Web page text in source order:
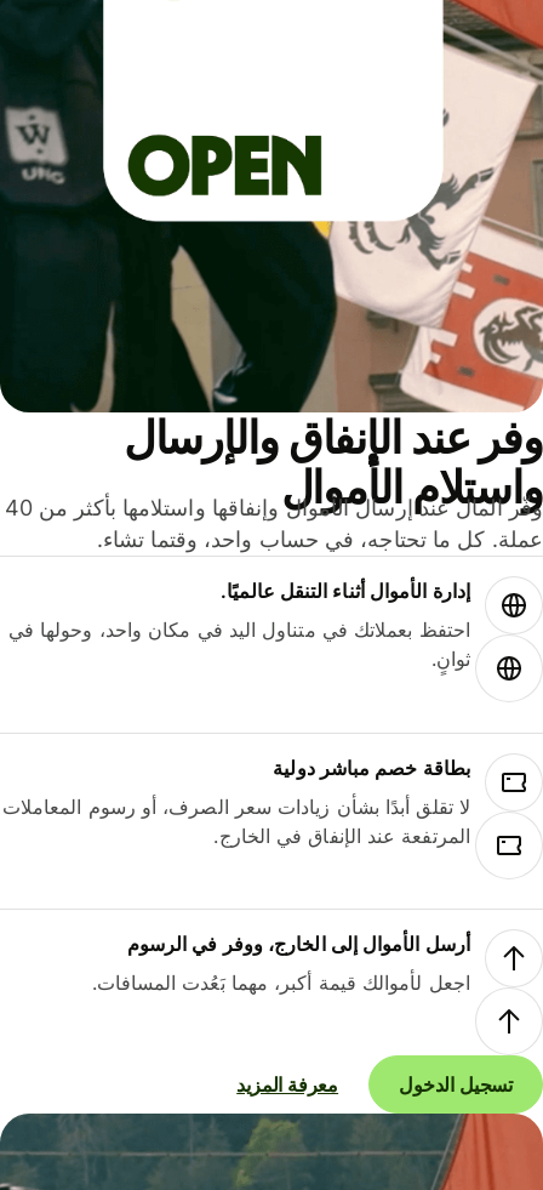
عند الإنفاق والإرسال
الأموال
وفّر المال عند إرسال الأموال وإنفاقها واستلامها بأكثر من 40
كل ما تحتاجه، في حساب واحد، وقتما تشاء.
إدارة الأموال أثناء التنقل عالميًا.
احتفظ بعملاتك في متناول اليد في مكان واحد، وحولها في
ثوانٍ.
بطاقة خصم مباشر دولية
لا تقلق أبدًا بشأن زيادات سعر الصرف، أو رسوم المعاملات
المرتفعة عند الإنفاق في الخارج.
أرسل الأموال إلى الخارج، ووفر في الرسوم
اجعل لأموالك قيمة أكبر، مهما بَعُدت المسافات.
تسجيل الدخول معرفة المزيد